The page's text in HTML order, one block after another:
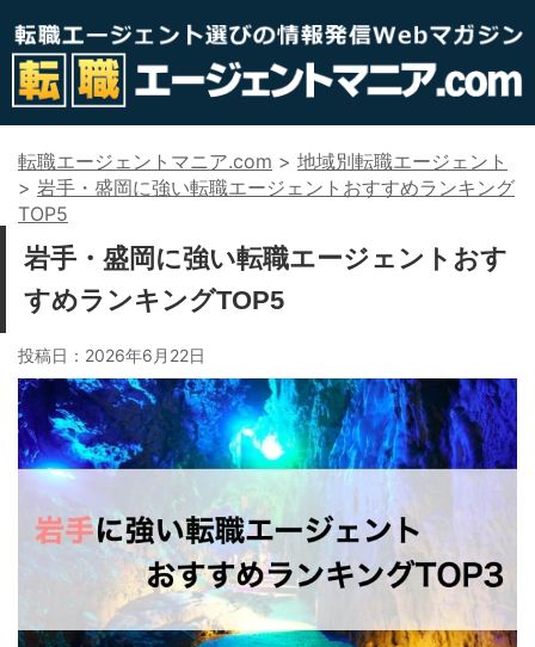
転職エージェントマニア.com > 地域別転職エージェント
> 岩手・盛岡に強い転職エージェントおすすめランキング
TOP5
岩手・盛岡に強い転職エージェントおす
すめランキングTOP5
投稿日： 2026年6月22日